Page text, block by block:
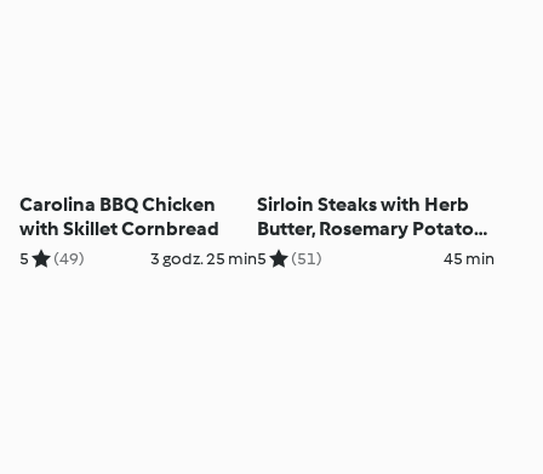
Carolina BBQ Chicken
with Skillet Cornbread
5 (49) 3 godz. 25 min
Sirloin Steaks with Herb
Butter, Rosemary Potatoes
and Broccoli
5 (51) 45 min